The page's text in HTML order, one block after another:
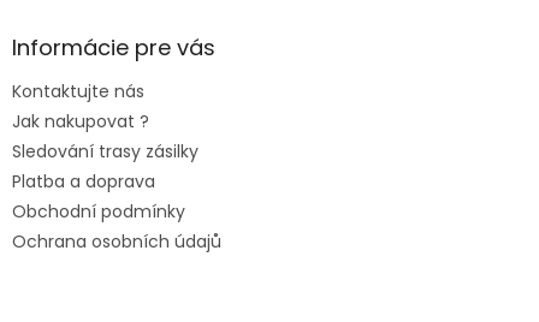
Informácie pre vás
Kontaktujte nás
Jak nakupovat ?
Sledování trasy zásilky
Platba a doprava
Obchodní podmínky
Ochrana osobních údajů